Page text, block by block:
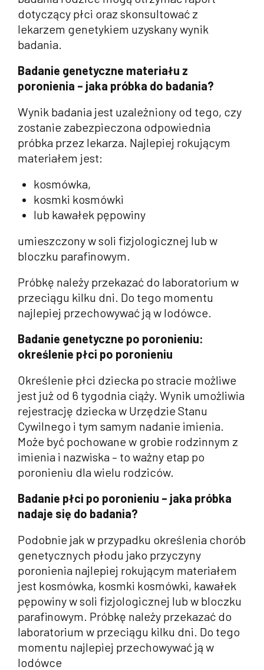
dotyczący płci oraz skonsultować z
lekarzem genetykiem uzyskany wynik
badania.
Badanie genetyczne materiału z
poronienia – jaka próbka do badania?
Wynik badania jest uzależniony od tego, czy
zostanie zabezpieczona odpowiednia
próbka przez lekarza. Najlepiej rokującym
materiałem jest:
kosmówka,
kosmki kosmówki
lub kawałek pępowiny
umieszczony w soli fizjologicznej lub w
bloczku parafinowym.
Próbkę należy przekazać do laboratorium w
przeciągu kilku dni. Do tego momentu
najlepiej przechowywać ją w lodówce.
Badanie genetyczne po poronieniu:
określenie płci po poronieniu
Określenie płci dziecka po stracie możliwe
jest już od 6 tygodnia ciąży. Wynik umożliwia
rejestrację dziecka w Urzędzie Stanu
Cywilnego i tym samym nadanie imienia.
Może być pochowane w grobie rodzinnym z
imienia i nazwiska – to ważny etap po
poronieniu dla wielu rodziców.
Badanie płci po poronieniu – jaka próbka
nadaje się do badania?
Podobnie jak w przypadku określenia chorób
genetycznych płodu jako przyczyny
poronienia najlepiej rokującym materiałem
jest kosmówka, kosmki kosmówki, kawałek
pępowiny w soli fizjologicznej lub w bloczku
parafinowym. Próbkę należy przekazać do
laboratorium w przeciągu kilku dni. Do tego
momentu najlepiej przechowywać ją w
lodówce